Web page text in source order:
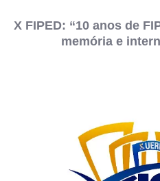
X FIPED: “10 anos de
memória e